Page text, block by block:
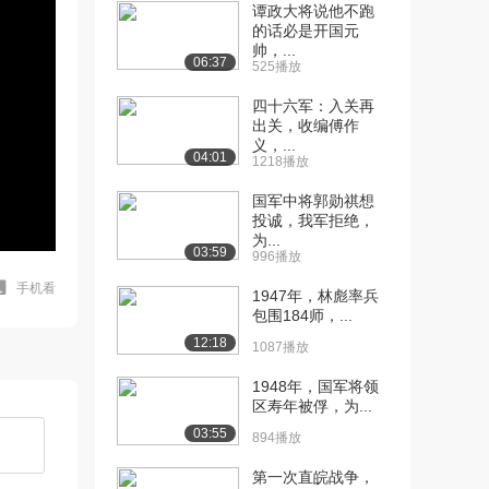
手机看
06:37
谭政大将说他不跑
的话必是开国元
帅，...
525播放
04:01
四十六军：入关再
出关，收编傅作
义，...
1218播放
03:59
国军中将郭勋祺想
投诚，我军拒绝，
为...
996播放
12:18
1947年，林彪率兵
包围184师，...
1087播放
03:55
1948年，国军将领
区寿年被俘，为...
894播放
第一次直皖战争，